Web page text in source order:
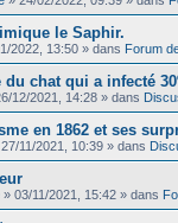
le Saphir.
2022, 13:50 » dans Forum
du chat qui a infecté
12/2021, 14:28 » dans
en 1862 et ses
27/11/2021, 10:39 » dans
» 03/11/2021, 15:42 » dans